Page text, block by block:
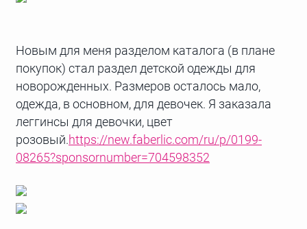
Новым для меня разделом каталога (в плане
покупок) стал раздел детской одежды для
новорожденных. Размеров осталось мало,
одежда, в основном, для девочек. Я заказала
леггинсы для девочки, цвет
розовый.https://new.faberlic.com/ru/p/0199-
08265?sponsornumber=704598352